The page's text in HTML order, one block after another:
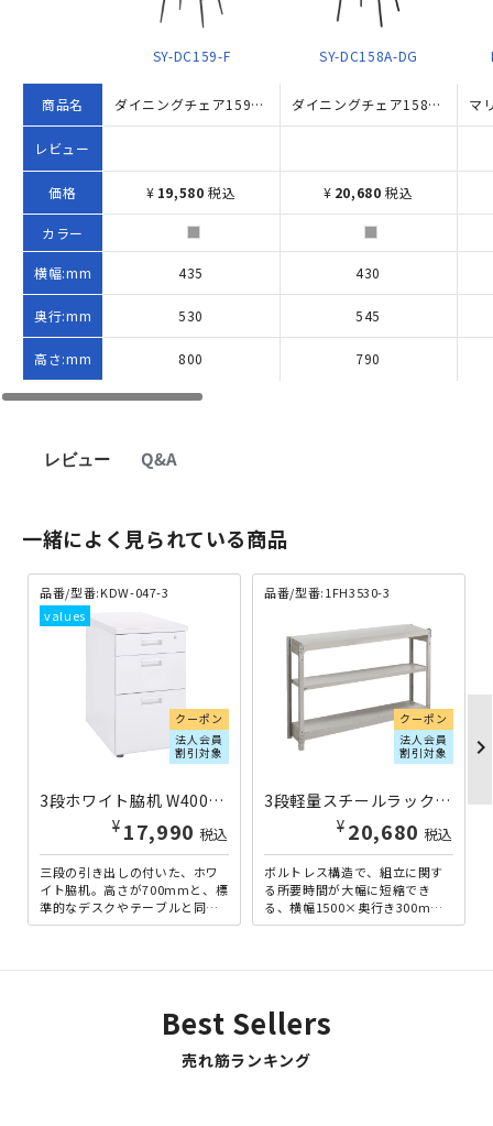
商品名
レビュー
価格
カラー
横幅:mm
奥行:mm
高さ:mm
SY-DC159-F
ダイニングチェア159F（W435×D530×H800）
¥ 19,580 税込
435
530
800
SY-DC158A-DG
ダイニングチェア158A W430×D545×H790 ダークグレー
¥ 20,680 税込
430
545
790
レビュー Q&A
一緒によく見られている商品
品番/型番:KDW-047-3
クーポン
法人会員
割引対象
3段ホワイト脇机 W400×D700×H700 KDW-047-3 | 270043
¥ 17,990 税込
三段の引き出しの付いた、ホワ
イト脇机。高さが700mmと、標
準的なデスクやテーブルと同じ
高さなっており、横にぴったり
品番/型番:1FH3530-3
クーポン
法人会員
割引対象
3段軽量スチールラック NBタイプ H900×W1500×D300 単立 1FH3530-3 | 613313
¥ 20,680 税込
ボルトレス構造で、組立に関す
る所要時間が大幅に短縮でき
る、横幅1500×奥行き300mm
の3段軽量ラックです。軽量型な
chevron_right
Best Sellers
売れ筋ランキング